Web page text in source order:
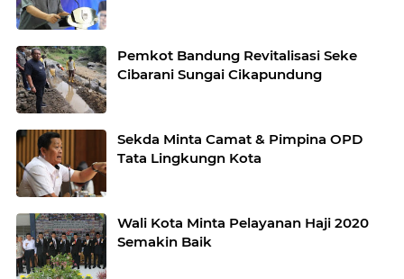
Pemkot Bandung Revitalisasi Seke
Cibarani Sungai Cikapundung
Sekda Minta Camat & Pimpina OPD
Tata Lingkungn Kota
Wali Kota Minta Pelayanan Haji 2020
Semakin Baik